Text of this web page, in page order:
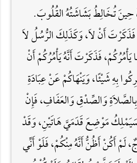
تُخَالِطُ بَشَاشَتُهُ القُلُوبَ.
أَنْ لاَ، وَكَذَلِكَ الرُّسُلُ لاَ
فَذَكَرْتَ أَنَّهُ يَأْمُرُكُمْ أَنْ
بِهِ شَيْئًا، وَيَنْهَاكُمْ عَنْ عِبَادَةِ
وَالصِّدْقِ وَالعَفَافِ، فَإِنْ
مَوْضِعَ قَدَمَيَّ هَاتَيْنِ، وَقَدْ
لَمْ أَكُنْ أَظُنُّ أَنَّهُ مِنْكُمْ، فَلَوْ أَنِّي